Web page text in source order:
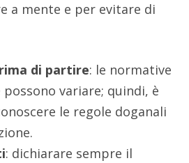
a mente e per evitare di
di partire: le normative
possono variare; quindi, è
le regole doganali
: dichiarare sempre il